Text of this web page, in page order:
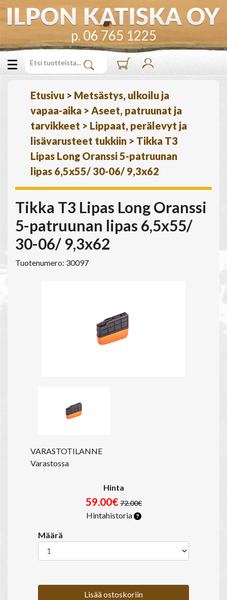
p. 06 765 1225
Etusivu > Metsästys, ulkoilu ja
vapaa-aika > Aseet, patruunat ja
tarvikkeet > Lippaat, perälevyt ja
lisävarusteet tukkiin > Tikka T3
Lipas Long Oranssi 5-patruunan
lipas 6,5x55/ 30-06/ 9,3x62
Tikka T3 Lipas Long Oranssi
5-patruunan lipas 6,5x55/
30-06/ 9,3x62
Tuotenumero: 30097
VARASTOTILANNE
Varastossa
Hinta
59.00€ 72.00€
Hintahistoria
Määrä
Lisää ostoskoriin